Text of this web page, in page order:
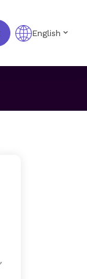
English